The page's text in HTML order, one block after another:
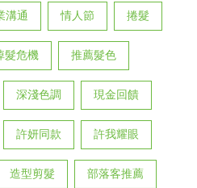
溝通 情人節 捲髮
髮危機 推薦髮色
深淺色調 現金回饋
許妍同款 許我耀眼
造型剪髮 部落客推薦